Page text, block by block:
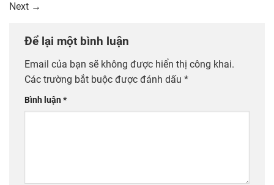
Next →
Để lại một bình luận
Email của bạn sẽ không được hiển thị công khai.
Các trường bắt buộc được đánh dấu *
Bình luận*